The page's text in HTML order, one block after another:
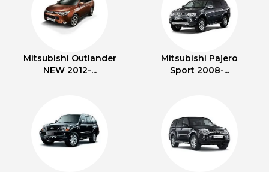
Mitsubishi Outlander
NEW 2012-...
Mitsubishi Pajero
Sport 2008-...